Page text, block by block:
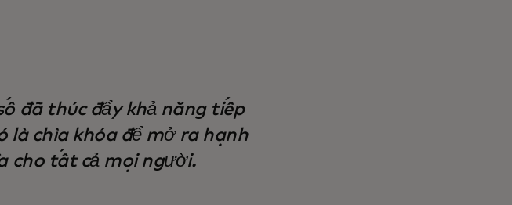
đã thúc đẩy khả năng tiếp
là chìa khóa để mở ra hạnh
cho tất cả mọi người.